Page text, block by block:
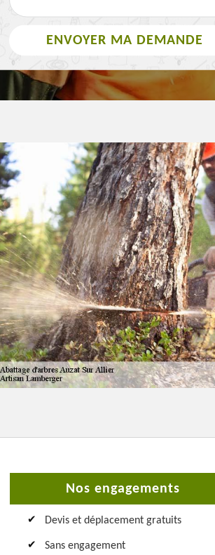
Nos engagements
Devis et déplacement gratuits
Sans engagement